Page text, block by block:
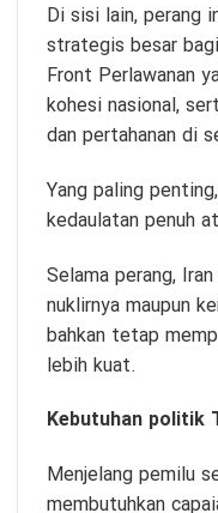
Di sisi lain, perang
strategis besar
Front Perlawanan
kohesi nasional,
dan pertahanan di
Yang paling
kedaulatan penuh
Selama perang,
nuklirnya maupun
bahkan tetap
lebih kuat.
Kebutuhan politik
Menjelang pemilu
membutuhkan